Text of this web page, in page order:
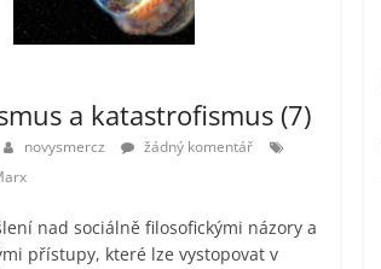
a katastrofismus (7)
novysmercz
žádný komentář
nad sociálně filosofickými názory a
přístupy, které lze vystopovat v